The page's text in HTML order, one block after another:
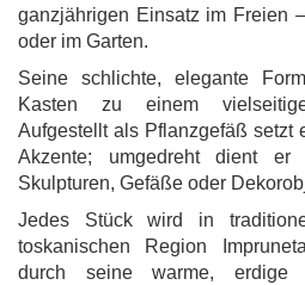
ganzjährigen Einsatz im Freien
oder im Garten.
Seine schlichte, elegante
Kasten zu einem
Aufgestellt als Pflanzgefäß setzt
Akzente; umgedreht dient
Skulpturen, Gefäße oder
Jedes Stück wird in
toskanischen Region
durch seine warme, erdige